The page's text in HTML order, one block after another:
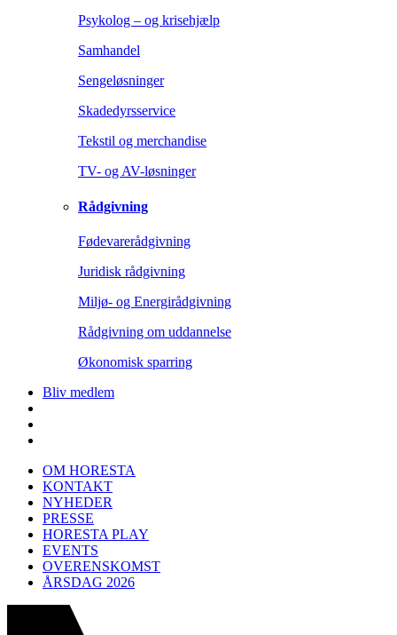
Psykolog – og krisehjælp
Samhandel
Sengeløsninger
Skadedyrsservice
Tekstil og merchandise
TV- og AV-løsninger
Rådgivning
Fødevarerådgivning
Juridisk rådgivning
Miljø- og Energirådgivning
Rådgivning om uddannelse
Økonomisk sparring
Bliv medlem
OM HORESTA
KONTAKT
NYHEDER
PRESSE
HORESTA PLAY
EVENTS
OVERENSKOMST
ÅRSDAG 2026